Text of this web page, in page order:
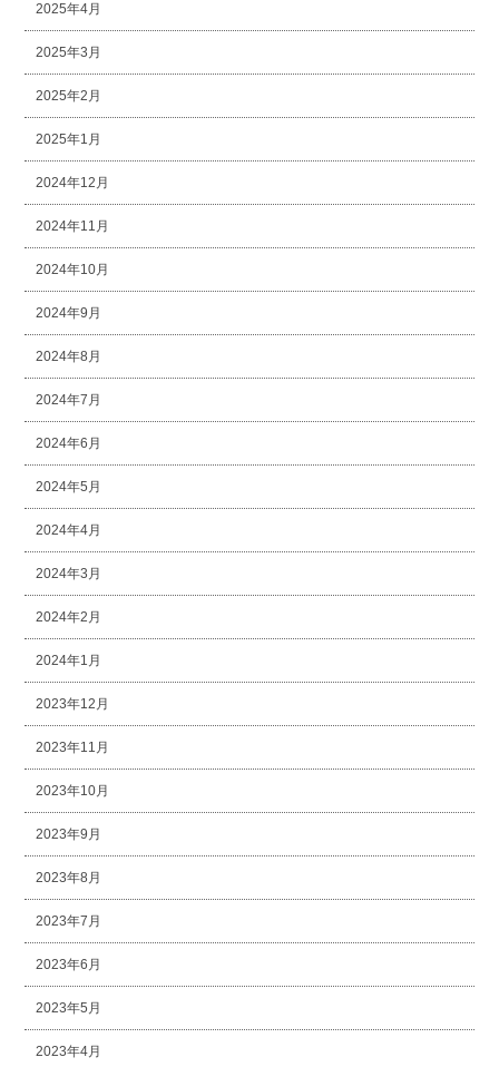
2025年4月
2025年3月
2025年2月
2025年1月
2024年12月
2024年11月
2024年10月
2024年9月
2024年8月
2024年7月
2024年6月
2024年5月
2024年4月
2024年3月
2024年2月
2024年1月
2023年12月
2023年11月
2023年10月
2023年9月
2023年8月
2023年7月
2023年6月
2023年5月
2023年4月